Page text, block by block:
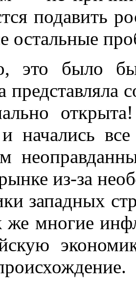
подавить
остальные
это было
представляла
и начались
из-за
западных
же многие